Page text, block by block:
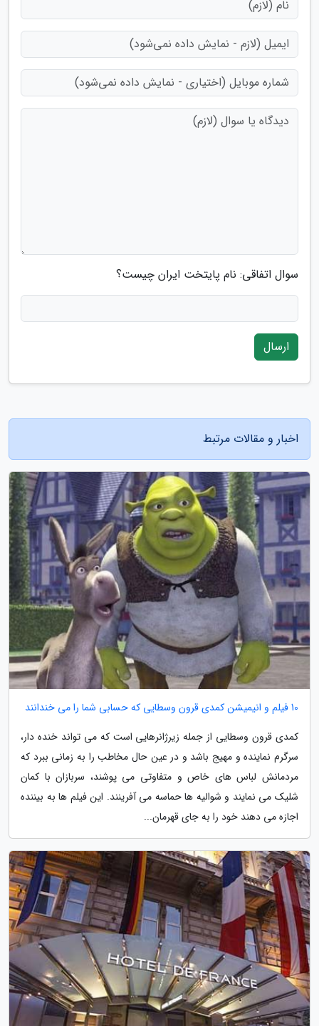
سوال اتفاقی: نام پایتخت ایران چیست؟
ارسال
اخبار و مقالات مرتبط
10 فیلم و انیمیشن کمدی قرون وسطایی که حسابی شما را می خندانند
کمدی قرون وسطایی از جمله زیرژانرهایی است که می تواند خنده دار،
سرگرم نماینده و مهیج باشد و در عین حال مخاطب را به زمانی ببرد که
مردمانش لباس های خاص و متفاوتی می پوشند، سربازان با کمان
شلیک می نمایند و شوالیه ها حماسه می آفرینند. این فیلم ها به بیننده
اجازه می دهند خود را به جای قهرمان...